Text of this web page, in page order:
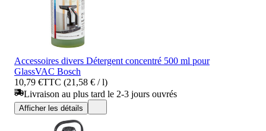
Accessoires divers Détergent concentré 500 ml pour
GlassVAC Bosch
10,79 €TTC (21,58 € / l)
Livraison au plus tard le 2-3 jours ouvrés
Afficher les détails